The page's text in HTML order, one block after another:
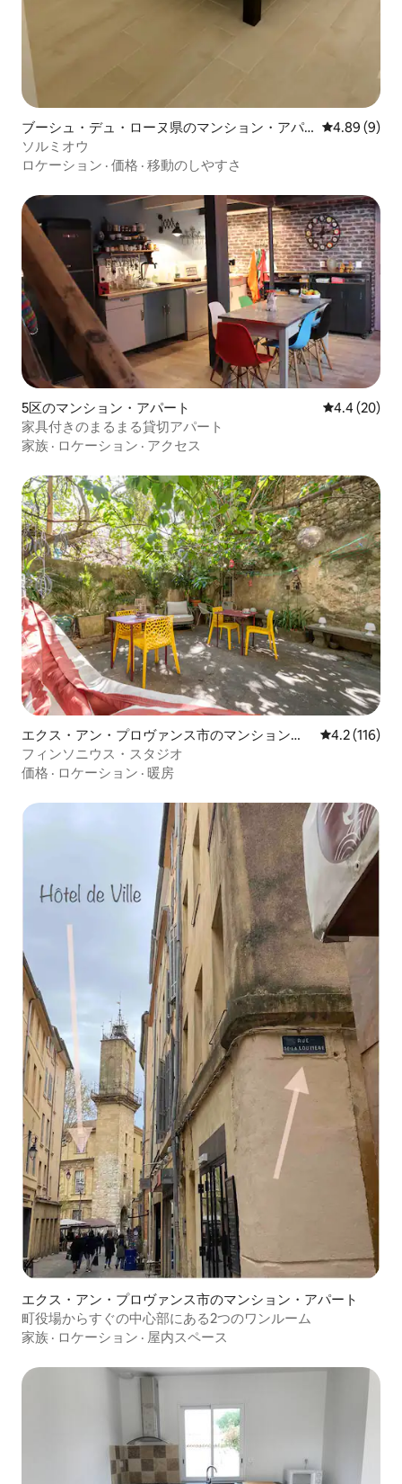
ブーシュ・デュ・ローヌ県のマンション・アパ
ート
レビュー9件
4.89 (9)
ソルミオウ
ロケーション · 価格 · 移動のしやすさ
5区のマンション・アパート レビュー20
4.4 (20)
家具付きのまるまる貸切アパート
家族 · ロケーション · アクセス
エクス・アン・プロヴァンス市のマンション・
アパート
レビュー116
4.2 (116)
フィンソニウス・スタジオ
価格 · ロケーション · 暖房
エクス・アン・プロヴァンス市のマンション・アパート
町役場からすぐの中心部にある2つのワンルーム
家族 · ロケーション · 屋内スペース